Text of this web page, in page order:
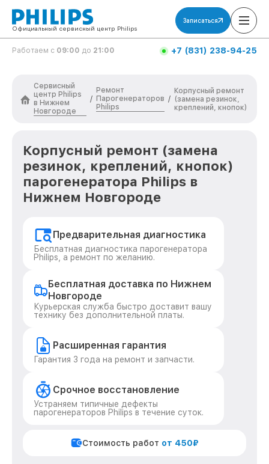
Официальный сервисный центр Philips
Записаться
Работаем с 09:00 до 21:00 +7 (831) 238-94-25
Сервисный
центр Philips
в Нижнем
Новгороде
/
Ремонт
Парогенераторов
Philips
/
Корпусный ремонт
(замена резинок,
креплений, кнопок)
Корпусный ремонт (замена
резинок, креплений, кнопок)
парогенератора Philips в
Нижнем Новгороде
Предварительная диагностика
Бесплатная диагностика парогенератора
Philips, а ремонт по желанию.
Бесплатная доставка по Нижнем
Новгороде
Курьерская служба быстро доставит вашу
технику без дополнительной платы.
Расширенная гарантия
Гарантия 3 года на ремонт и запчасти.
Срочное восстановление
Устраняем типичные дефекты
парогенераторов Philips в течение суток.
Стоимость работ от 450₽